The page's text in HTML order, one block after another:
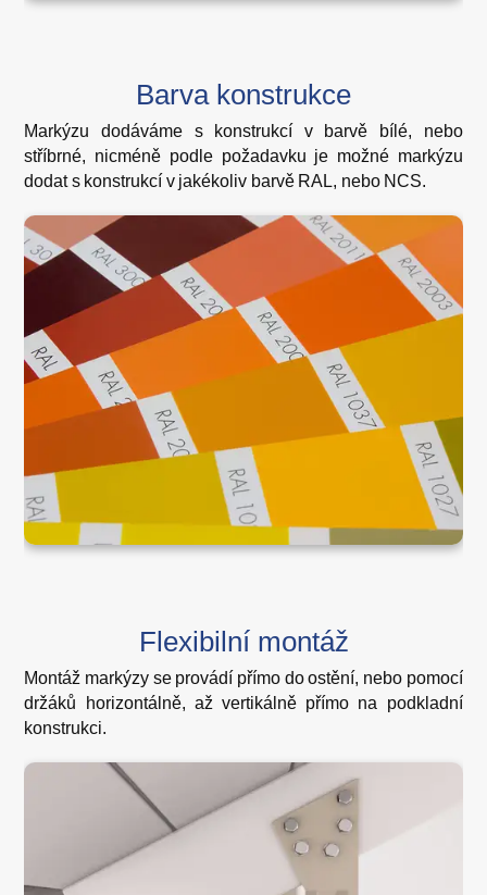
Barva konstrukce
Markýzu dodáváme s konstrukcí v barvě bílé, nebo
stříbrné, nicméně podle požadavku je možné markýzu
dodat s konstrukcí v jakékoliv barvě RAL, nebo NCS.
Flexibilní montáž
Montáž markýzy se provádí přímo do ostění, nebo pomocí
držáků horizontálně, až vertikálně přímo na podkladní
konstrukci.